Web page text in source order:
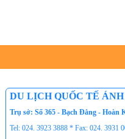
DU LỊCH QUỐC TẾ
Trụ sở: Số 365 - Bạch Đằng - Hoàn
Tel: 024. 3923 3888 * Fax: 024. 3931